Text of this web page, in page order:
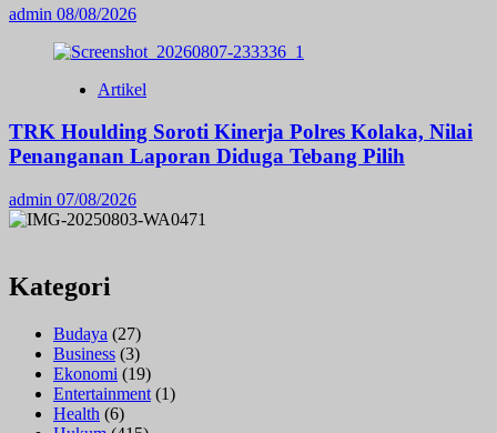
admin 08/08/2026
Artikel
TRK Houlding Soroti Kinerja Polres Kolaka, Nilai
Penanganan Laporan Diduga Tebang Pilih
admin 07/08/2026
Kategori
Budaya (27)
Business (3)
Ekonomi (19)
Entertainment (1)
Health (6)